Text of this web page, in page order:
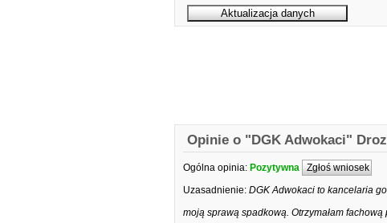
Opinie o "DGK Adwokaci"
Ogólna opinia: Pozytywna Zgłoś wniosek
Uzasadnienie: DGK Adwokaci to kancelaria
moją sprawą spadkową. Otrzymałam